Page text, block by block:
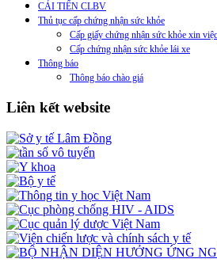
CẢI TIẾN CLBV
Thủ tục cấp chứng nhận sức khỏe
Cấp giấy chứng nhận sức khỏe xin việc
Cấp chứng nhận sức khỏe lái xe
Thông báo
Thông báo chào giá
Liên kết website